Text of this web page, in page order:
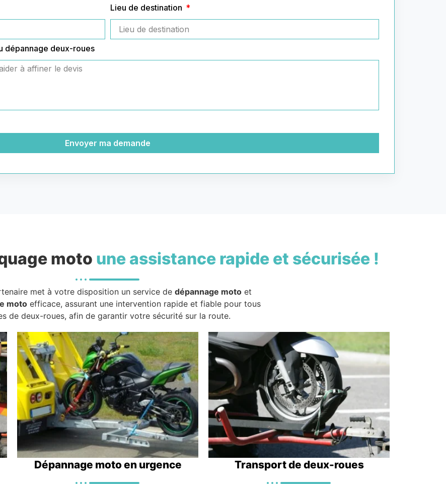
Lieu de destination
dépannage deux-roues
Envoyer ma demande
moto une assistance rapide et sécurisée !
met à votre disposition un service de dépannage motoet
motoefficace, assurant une intervention rapide et fiable pour tous
de deux-roues, afin de garantir votre sécurité sur la route.
Dépannage moto en urgence Transport de deux-roues